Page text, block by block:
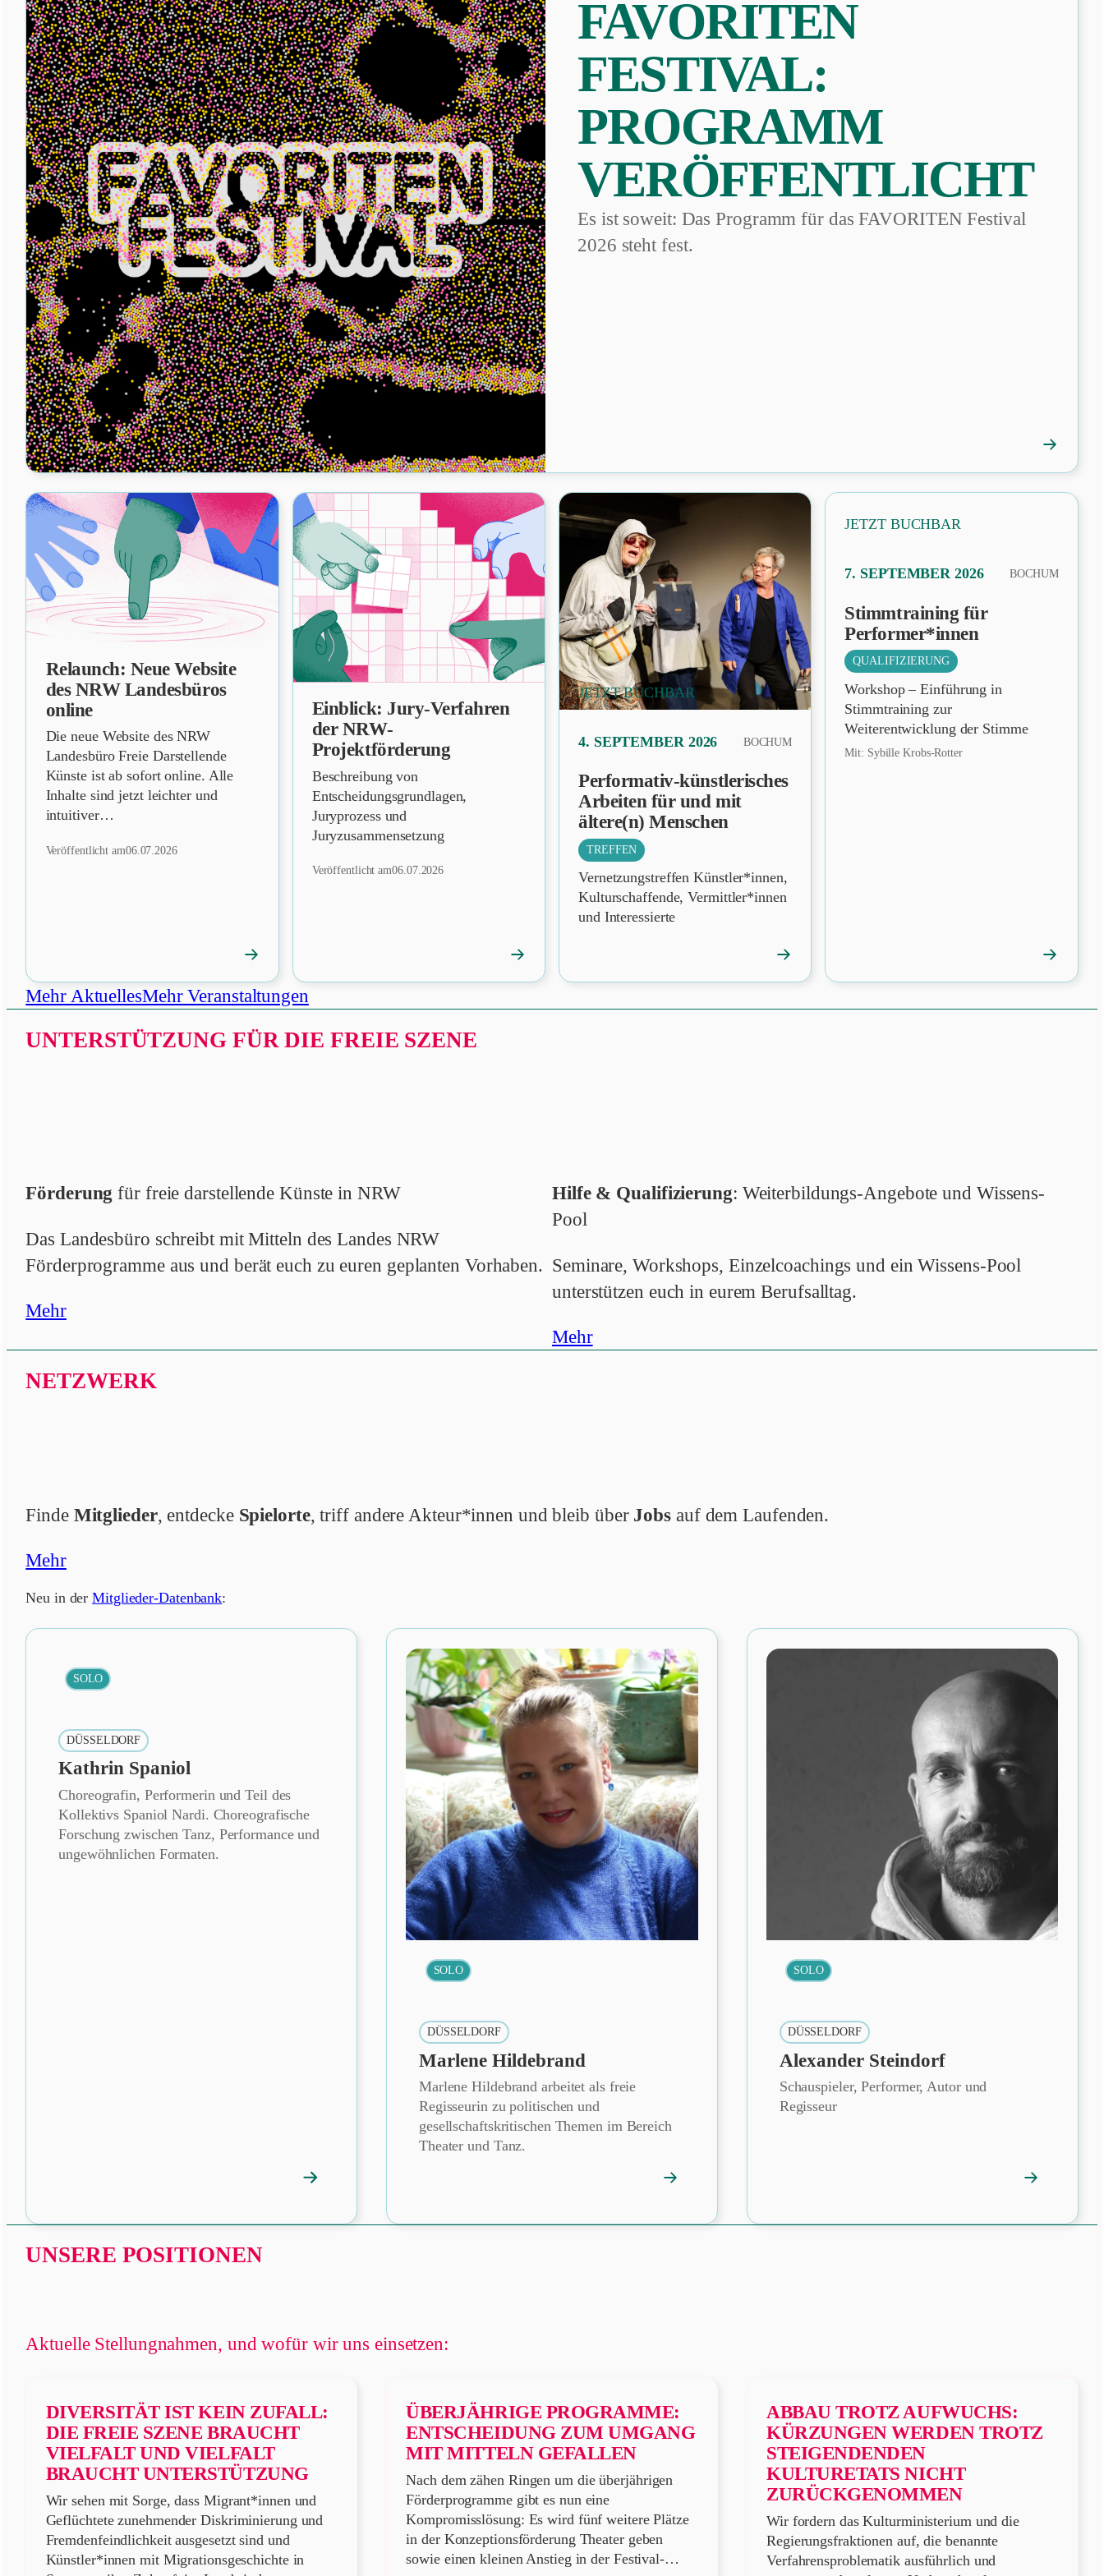
FAVORITEN
FESTIVAL:
PROGRAMM
VERÖFFENTLICHT
Es ist soweit: Das Programm für das FAVORITEN Festival
2026 steht fest.
Festival:
→
NEWS
Relaunch: Neue Website
des NRW Landesbüros
online
Die neue Website des NRW
Landesbüro Freie Darstellende
Künste ist ab sofort online. Alle
Inhalte sind jetzt leichter und
intuitiver…
Veröffentlicht am06.07.2026
öffnen
→
NEWS
Einblick: Jury-Verfahren
der NRW-
Projektförderung
Beschreibung von
Entscheidungsgrundlagen,
Juryprozess und
Juryzusammensetzung
Veröffentlicht am06.07.2026
öffnen
→
PRÄSENZ
JETZT BUCHBAR
4. SEPTEMBER 2026 BOCHUM
Performativ-künstlerisches
Arbeiten für und mit
ältere(n) Menschen
TREFFEN
Vernetzungstreffen Künstler*innen,
Kulturschaffende, Vermittler*innen
und Interessierte
Veranstaltung
öffnen
→
PRÄSENZ
JETZT BUCHBAR
7. SEPTEMBER 2026 BOCHUM
Stimmtraining für
Performer*innen
QUALIFIZIERUNG
Workshop – Einführung in
Stimmtraining zur
Weiterentwicklung der Stimme
Mit: Sybille Krobs-Rotter
öffnen
→
Mehr AktuellesMehr Veranstaltungen
UNTERSTÜTZUNG FÜR DIE FREIE SZENE
Förderung für freie darstellende Künste in NRW
Das Landesbüro schreibt mit Mitteln des Landes NRW
Förderprogramme aus und berät euch zu euren geplanten Vorhaben.
Mehr
Hilfe & Qualifizierung: Weiterbildungs-Angebote und Wissens-
Pool
Seminare, Workshops, Einzelcoachings und ein Wissens-Pool
unterstützen euch in eurem Berufsalltag.
Mehr
NETZWERK
Finde Mitglieder, entdecke Spielorte, triff andere Akteur*innen und bleib über Jobs auf dem Laufenden.
Mehr
Neu in derMitglieder-Datenbank:
SOLO
DÜSSELDORF
Kathrin Spaniol
Choreografin, Performerin und Teil des
Kollektivs Spaniol Nardi. Choreografische
Forschung zwischen Tanz, Performance und
ungewöhnlichen Formaten.
→
SOLO
DÜSSELDORF
Marlene Hildebrand
Marlene Hildebrand arbeitet als freie
Regisseurin zu politischen und
gesellschaftskritischen Themen im Bereich
Theater und Tanz.
→
SOLO
DÜSSELDORF
Alexander Steindorf
Schauspieler, Performer, Autor und
Regisseur
→
UNSERE POSITIONEN
Aktuelle Stellungnahmen, und wofür wir uns einsetzen:
DIVERSITÄT IST KEIN ZUFALL:
DIE FREIE SZENE BRAUCHT
VIELFALT UND VIELFALT
BRAUCHT UNTERSTÜTZUNG
Wir sehen mit Sorge, dass Migrant*innen und
Geflüchtete zunehmender Diskriminierung und
Fremdenfeindlichkeit ausgesetzt sind und
Künstler*innen mit Migrationsgeschichte in
ÜBERJÄHRIGE PROGRAMME:
ENTSCHEIDUNG ZUM UMGANG
MIT MITTELN GEFALLEN
Nach dem zähen Ringen um die überjährigen
Förderprogramme gibt es nun eine
Kompromisslösung: Es wird fünf weitere Plätze
in der Konzeptionsförderung Theater geben
sowie einen kleinen Anstieg in der Festival-…
ABBAU TROTZ AUFWUCHS:
KÜRZUNGEN WERDEN TROTZ
STEIGENDENDEN
KULTURETATS NICHT
ZURÜCKGENOMMEN
Wir fordern das Kulturministerium und die
Regierungsfraktionen auf, die benannte
Verfahrensproblematik ausführlich und